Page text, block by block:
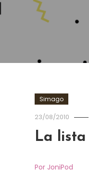
Simago
23/08/2010
La lista
Por JoniPod